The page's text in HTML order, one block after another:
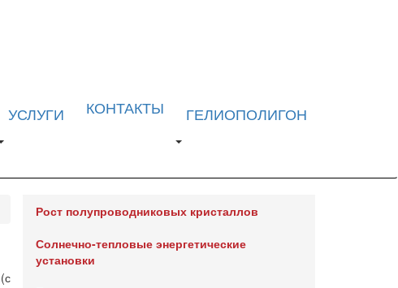
УСЛУГИ КОНТАКТЫ ГЕЛИОПОЛИГОН
Рост полупроводниковых кристаллов
Солнечно-тепловые энергетические
установки